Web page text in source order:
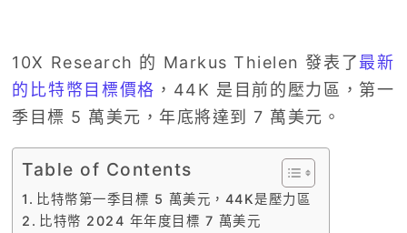
10X Research 的 Markus Thielen 發表了最新
的比特幣目標價格 ，44K 是目前的壓力區，第一
季目標 5 萬美元，年底將達到 7 萬美元。
Table of Contents
比特幣第一季目標 5 萬美元，44K是壓力區
比特幣 2024 年年度目標 7 萬美元